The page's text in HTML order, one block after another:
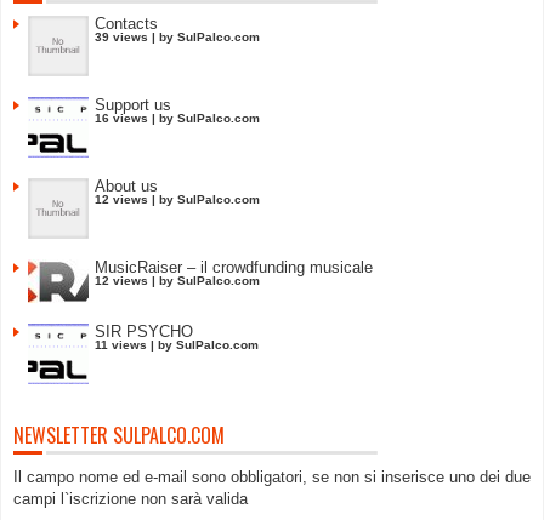
Contacts
39 views | by SulPalco.com
Support us
16 views | by SulPalco.com
About us
12 views | by SulPalco.com
MusicRaiser – il crowdfunding musicale
12 views | by SulPalco.com
SIR PSYCHO
11 views | by SulPalco.com
NEWSLETTER SULPALCO.COM
Il campo nome ed e-mail sono obbligatori, se non si inserisce uno dei due
campi l`iscrizione non sarà valida